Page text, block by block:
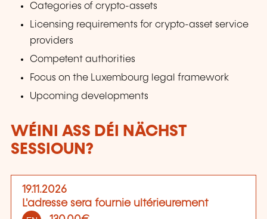
Categories of crypto-assets
Licensing requirements for crypto-asset service
providers
Competent authorities
Focus on the Luxembourg legal framework
Upcoming developments
WÉINI ASS DÉI NÄCHST
SESSIOUN?
19.11.2026
L'adresse sera fournie ultérieurement